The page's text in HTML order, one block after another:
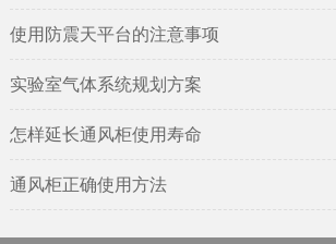
使用防震天平台的注意事项
实验室气体系统规划方案
怎样延长通风柜使用寿命
通风柜正确使用方法